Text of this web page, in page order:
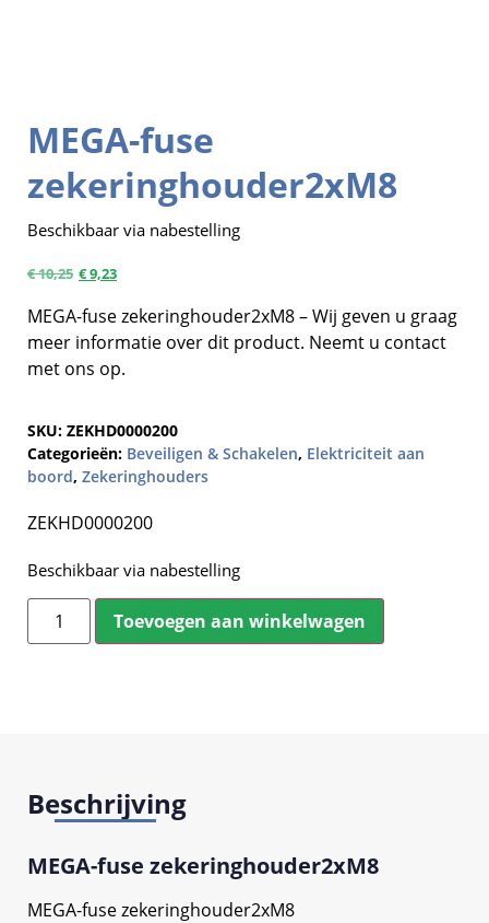
MEGA-fuse
zekeringhouder2xM8
Beschikbaar via nabestelling
€10,25 €9,23
MEGA-fuse zekeringhouder2xM8 – Wij geven u graag
meer informatie over dit product. Neemt u contact
met ons op.
SKU: ZEKHD0000200
Categorieën: Beveiligen & Schakelen, Elektriciteit aan
boord, Zekeringhouders
ZEKHD0000200
Beschikbaar via nabestelling
Toevoegen aan winkelwagen
Beschrijving
MEGA-fuse zekeringhouder2xM8
MEGA-fuse zekeringhouder2xM8